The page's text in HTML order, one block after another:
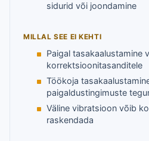
sidurid või joondamine
MILLAL SEE EI KEHTI
Paigal tasakaalustamine
korrektsioonitasanditele
Töökoja
paigaldustingimuste
Väline vibratsioon võib
raskendada